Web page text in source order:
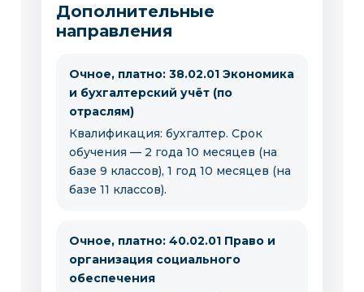
Дополнительные
направления
Очное, платно: 38.02.01 Экономика
и бухгалтерский учёт (по
отраслям)
Квалификация: бухгалтер. Срок
обучения — 2 года 10 месяцев (на
базе 9 классов), 1 год 10 месяцев (на
базе 11 классов).
Очное, платно: 40.02.01 Право и
организация социального
обеспечения